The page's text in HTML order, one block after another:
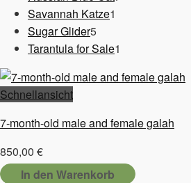
Savannah Katze1
Sugar Glider55
Produkte
Tarantula for Sale1
Schnellansicht
7-month-old male and female galah
850,00 €
In den Warenkorb